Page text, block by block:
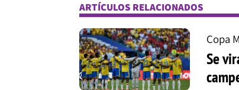
ARTÍCULOS RELACIONADOS
Copa
Se